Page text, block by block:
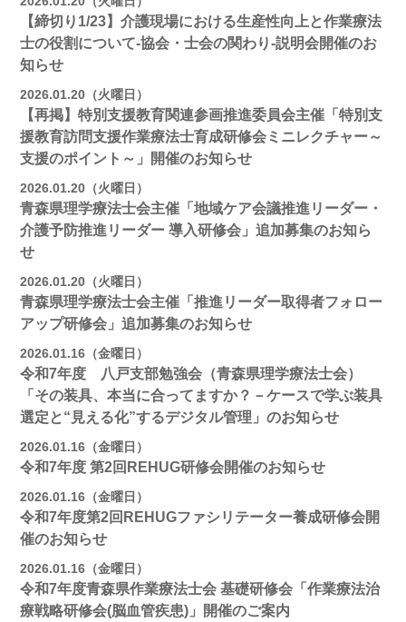
【締切り1/23】介護現場における生産性向上と作業療法
士の役割について-協会・士会の関わり-説明会開催のお
知らせ
2026.01.20（火曜日）
【再掲】特別支援教育関連参画推進委員会主催「特別支
援教育訪問支援作業療法士育成研修会ミニレクチャー～
支援のポイント～」開催のお知らせ
2026.01.20（火曜日）
青森県理学療法士会主催「地域ケア会議推進リーダー・
介護予防推進リーダー 導入研修会」追加募集のお知ら
せ
2026.01.20（火曜日）
青森県理学療法士会主催「推進リーダー取得者フォロー
アップ研修会」追加募集のお知らせ
2026.01.16（金曜日）
令和7年度 八戸支部勉強会（青森県理学療法士会）
「その装具、本当に合ってますか？－ケースで学ぶ装具
選定と“見える化”するデジタル管理」のお知らせ
2026.01.16（金曜日）
令和7年度 第2回REHUG研修会開催のお知らせ
2026.01.16（金曜日）
令和7年度第2回REHUGファシリテーター養成研修会開
催のお知らせ
2026.01.16（金曜日）
令和7年度青森県作業療法士会 基礎研修会「作業療法治
療戦略研修会(脳血管疾患)」開催のご案内